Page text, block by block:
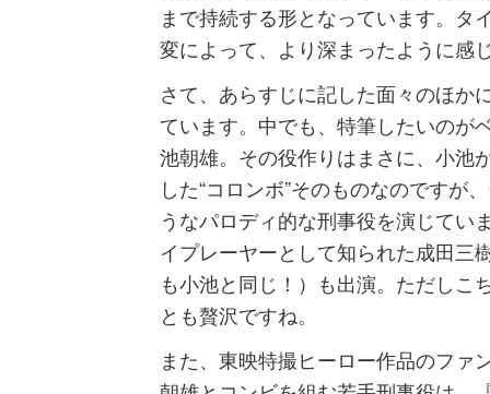
まで持続する形となっています。タ
変によって、より深まったように感
さて、あらすじに記した面々のほか
ています。中でも、特筆したいのが
池朝雄。その役作りはまさに、小池
した“コロンボ”そのものなのですが
うなパロディ的な刑事役を演じてい
イプレーヤーとして知られた成田三
も小池と同じ！）も出演。ただしこ
とも贅沢ですね。
また、東映特撮ヒーロー作品のファ